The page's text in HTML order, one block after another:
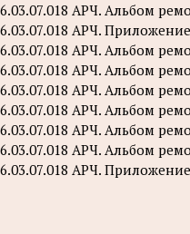
АРЧ. Альбом
АРЧ.
АРЧ. Альбом
АРЧ. Альбом
АРЧ. Альбом
АРЧ. Альбом
АРЧ. Альбом
АРЧ. Альбом
АРЧ.